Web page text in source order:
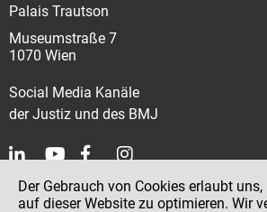
Palais Trautson
Museumstraße 7
1070 Wien
Social Media Kanäle
der Justiz und des BMJ
Kontakt
Der Gebrauch von Cookies erlaubt
auf dieser Website zu optimieren. Wir